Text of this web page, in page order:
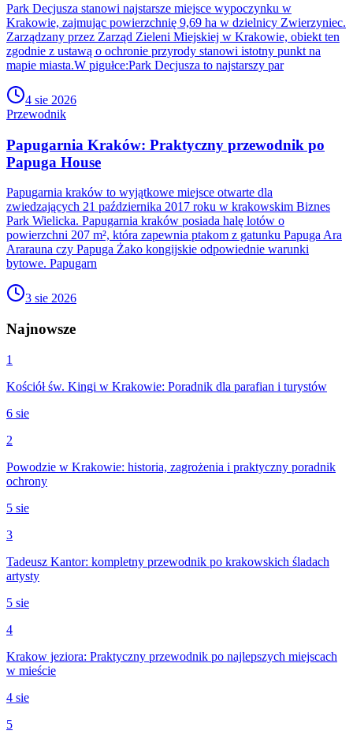
Park Decjusza stanowi najstarsze miejsce wypoczynku w
Krakowie, zajmując powierzchnię 9,69 ha w dzielnicy Zwierzyniec.
Zarządzany przez Zarząd Zieleni Miejskiej w Krakowie, obiekt ten
zgodnie z ustawą o ochronie przyrody stanowi istotny punkt na
mapie miasta.W pigułce:Park Decjusza to najstarszy par
4 sie 2026
Przewodnik
Papugarnia Kraków: Praktyczny przewodnik po
Papuga House
Papugarnia kraków to wyjątkowe miejsce otwarte dla
zwiedzających 21 października 2017 roku w krakowskim Biznes
Park Wielicka. Papugarnia kraków posiada halę lotów o
powierzchni 207 m², która zapewnia ptakom z gatunku Papuga Ara
Ararauna czy Papuga Żako kongijskie odpowiednie warunki
bytowe. Papugarn
3 sie 2026
Najnowsze
1
Kościół św. Kingi w Krakowie: Poradnik dla parafian i turystów
6 sie
2
Powodzie w Krakowie: historia, zagrożenia i praktyczny poradnik
ochrony
5 sie
3
Tadeusz Kantor: kompletny przewodnik po krakowskich śladach
artysty
5 sie
4
Krakow jeziora: Praktyczny przewodnik po najlepszych miejscach
w mieście
4 sie
5